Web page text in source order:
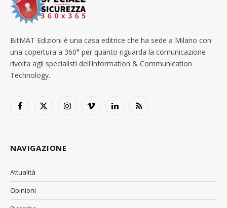
BitMAT Edizioni è una casa editrice che ha sede a Milano con
una copertura a 360° per quanto riguarda la comunicazione
rivolta agli specialisti dell'lnformation & Communication
Technology.
Facebook
X
InstagramVimeo LinkedInRSS
NAVIGAZIONE
Attualità
Opinioni